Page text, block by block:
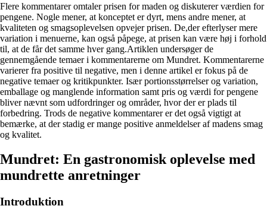
Flere kommentarer omtaler prisen for maden og diskuterer værdien for
pengene. Nogle mener, at konceptet er dyrt, mens andre mener, at
kvaliteten og smagsoplevelsen opvejer prisen. De,der efterlyser mere
variation i menuerne, kan også påpege, at prisen kan være høj i forhold
til, at de får det samme hver gang.Artiklen undersøger de
gennemgående temaer i kommentarerne om Mundret. Kommentarerne
varierer fra positive til negative, men i denne artikel er fokus på de
negative temaer og kritikpunkter. Især portionsstørrelser og variation,
emballage og manglende information samt pris og værdi for pengene
bliver nævnt som udfordringer og områder, hvor der er plads til
forbedring. Trods de negative kommentarer er det også vigtigt at
bemærke, at der stadig er mange positive anmeldelser af madens smag
og kvalitet.
Mundret: En gastronomisk oplevelse med
mundrette anretninger
Introduktion